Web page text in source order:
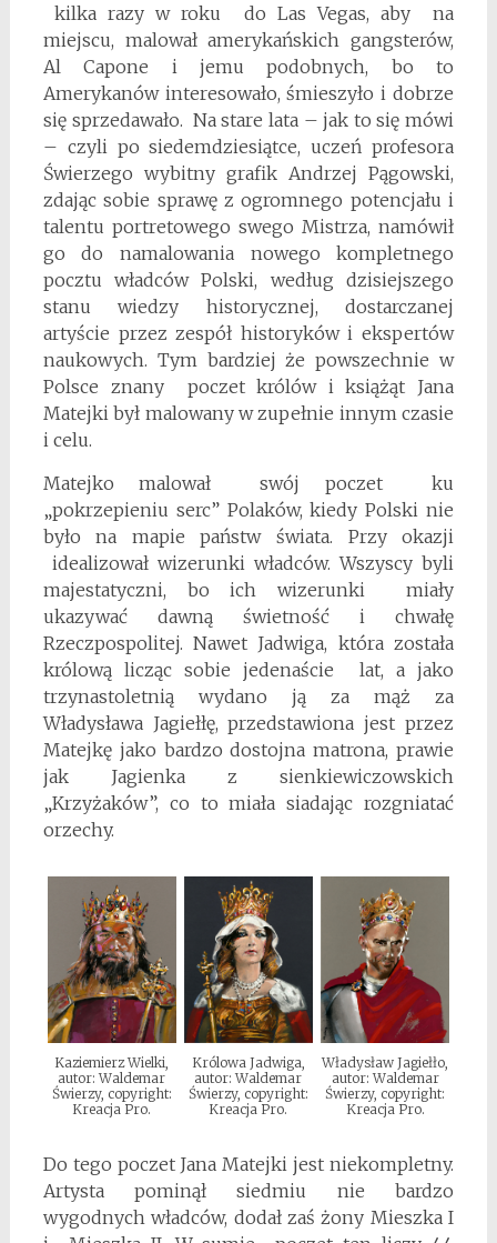
kilka razy w roku do Las Vegas, aby na
miejscu, malował amerykańskich gangsterów,
Al Capone i jemu podobnych, bo to
Amerykanów interesowało, śmieszyło i dobrze
się sprzedawało. Na stare lata – jak to się mówi
– czyli po siedemdziesiątce, uczeń profesora
Świerzego wybitny grafik Andrzej Pągowski,
zdając sobie sprawę z ogromnego potencjału i
talentu portretowego swego Mistrza, namówił
go do namalowania nowego kompletnego
pocztu władców Polski, według dzisiejszego
stanu wiedzy historycznej, dostarczanej
artyście przez zespół historyków i ekspertów
naukowych. Tym bardziej że powszechnie w
Polsce znany poczet królów i książąt Jana
Matejki był malowany w zupełnie innym czasie
i celu.
Matejko malował swój poczet ku
„pokrzepieniu serc” Polaków, kiedy Polski nie
było na mapie państw świata. Przy okazji
idealizował wizerunki władców. Wszyscy byli
majestatyczni, bo ich wizerunki miały
ukazywać dawną świetność i chwałę
Rzeczpospolitej. Nawet Jadwiga, która została
królową licząc sobie jedenaście lat, a jako
trzynastoletnią wydano ją za mąż za
Władysława Jagiełłę, przedstawiona jest przez
Matejkę jako bardzo dostojna matrona, prawie
jak Jagienka z sienkiewiczowskich
„Krzyżaków”, co to miała siadając rozgniatać
orzechy.
Kaziemierz Wielki,
autor: Waldemar
Świerzy, copyright:
Kreacja Pro.
Królowa Jadwiga,
autor: Waldemar
Świerzy, copyright:
Kreacja Pro.
Władysław Jagiełło,
autor: Waldemar
Świerzy, copyright:
Kreacja Pro.
Do tego poczet Jana Matejki jest niekompletny.
Artysta pominął siedmiu nie bardzo
wygodnych władców, dodał zaś żony Mieszka I